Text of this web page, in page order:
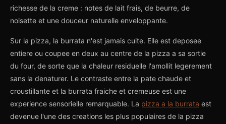
richesse de la creme : notes de lait frais, de beurre, de
noisette et une douceur naturelle enveloppante.
Sur la pizza, la burrata n'est jamais cuite. Elle est deposee
entiere ou coupee en deux au centre de la pizza a sa sortie
du four, de sorte que la chaleur residuelle l'amollit legerement
sans la denaturer. Le contraste entre la pate chaude et
croustillante et la burrata fraiche et cremeuse est une
experience sensorielle remarquable. La pizza a la burrata est
devenue l'une des creations les plus populaires de la pizza